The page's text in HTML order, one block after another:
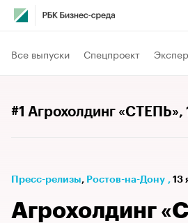
Все выпуски Спецпроект
#1 Агрохолдинг «СТЕПЬ»,
Пресс-релизы⁠, Ростов-на-Дону , 13
Агрохолдинг